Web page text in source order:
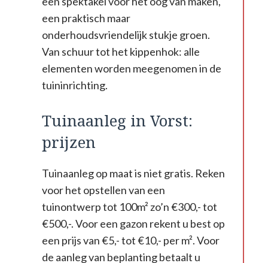
een praktisch maar
onderhoudsvriendelijk stukje groen.
Van schuur tot het kippenhok: alle
elementen worden meegenomen in de
tuininrichting.
Tuinaanleg in Vorst:
prijzen
Tuinaanleg op maat is niet gratis. Reken
voor het opstellen van een
tuinontwerp tot 100m² zo’n €300,- tot
€500,-. Voor een gazon rekent u best op
een prijs van €5,- tot €10,- per m². Voor
de aanleg van beplanting betaalt u